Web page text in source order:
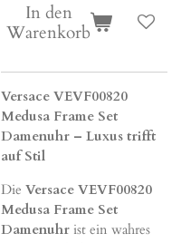
In den
Warenkorb
Versace VEVF00820
Medusa Frame Set
Damenuhr – Luxus trifft
auf Stil
Die Versace VEVF00820
Medusa Frame Set
Damenuhr ist ein wahres